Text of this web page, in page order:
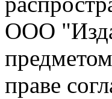
ООО
праве